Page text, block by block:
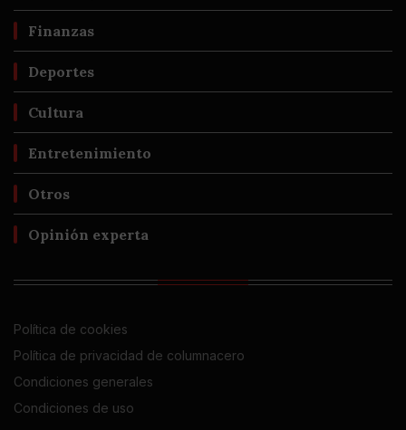
Finanzas
Deportes
Cultura
Entretenimiento
Otros
Opinión experta
Política de cookies
Política de privacidad de columnacero
Condiciones generales
Condiciones de uso